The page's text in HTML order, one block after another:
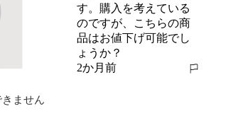
す。購入を考えている
のですが、こちらの商
品はお値下げ可能でし
ょうか？
2か月前
報告する
ません